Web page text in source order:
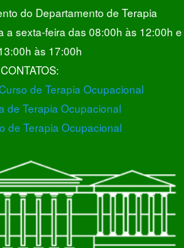
do Departamento de Terapia
a sexta-feira das 08:00h às 12:00h e
às 17:00h
CONTATOS:
de Terapia Ocupacional
de Terapia Ocupacional
de Terapia Ocupacional